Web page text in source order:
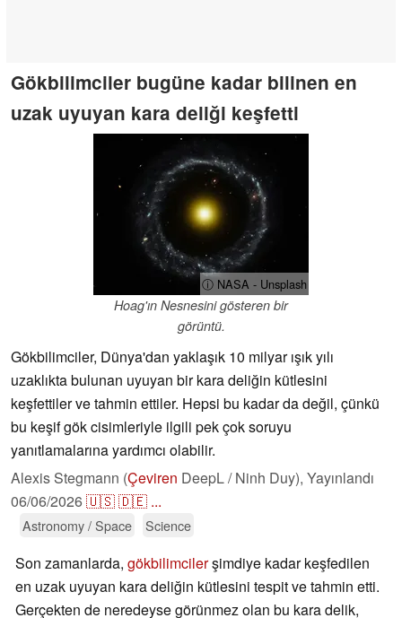
Gökbilimciler bugüne kadar bilinen en
uzak uyuyan kara deliği keşfetti
ⓘ NASA - Unsplash
Hoag'ın Nesnesini gösteren bir
görüntü.
Gökbilimciler, Dünya'dan yaklaşık 10 milyar ışık yılı
uzaklıkta bulunan uyuyan bir kara deliğin kütlesini
keşfettiler ve tahmin ettiler. Hepsi bu kadar da değil, çünkü
bu keşif gök cisimleriyle ilgili pek çok soruyu
yanıtlamalarına yardımcı olabilir.
Alexis Stegmann (Çeviren DeepL / Ninh Duy), Yayınlandı
06/06/2026🇺🇸🇩🇪 ...
Astronomy / Space Science
Son zamanlarda, gökbilimcilerşimdiye kadar keşfedilen
en uzak uyuyan kara deliğin kütlesini tespit ve tahmin etti.
Gerçekten de neredeyse görünmez olan bu kara delik,